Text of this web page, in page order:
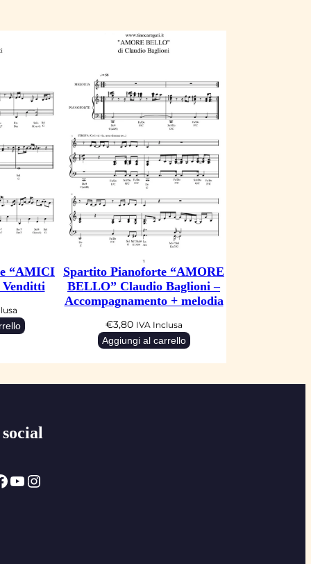
“AMICI
Spartito Pianoforte “AMORE
BELLO” Claudio Baglioni –
Accompagnamento + melodia
€3,80 IVA Inclusa
Aggiungi al carrello
YouTube Instagram